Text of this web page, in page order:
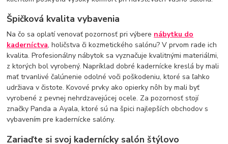
Špičková kvalita vybavenia
Na čo sa oplatí venovať pozornosť pri výbere nábytku do
kaderníctva, holičstva či kozmetického salónu? V prvom rade ich
kvalita. Profesionálny nábytok sa vyznačuje kvalitnými materiálmi,
z ktorých bol vyrobený. Napríklad dobré kadernícke kreslá by mali
mať trvanlivé čalúnenie odolné voči poškodeniu, ktoré sa ľahko
udržiava v čistote. Kovové prvky ako opierky nôh by mali byť
vyrobené z pevnej nehrdzavejúcej ocele. Za pozornosť stojí
značky Panda a Ayala, ktoré sú na špici najlepších obchodov s
vybavením pre kadernícke salóny.
Zariaďte si svoj kadernícky salón štýlovo